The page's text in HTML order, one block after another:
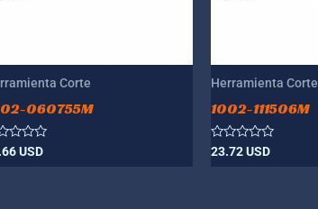
Corte
060755M
USD
Herramienta Corte
1002-111506M
Valorado
23.72USD